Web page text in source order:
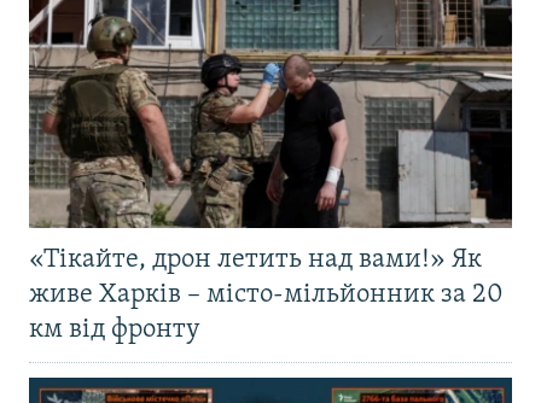
«Тікайте, дрон летить над вами!» Як
живе Харків – місто-мільйонник за 20
км від фронту